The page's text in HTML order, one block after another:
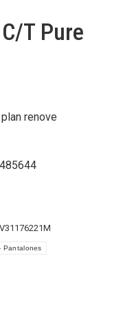
T Pure
renove
Pantalones